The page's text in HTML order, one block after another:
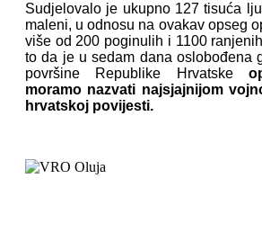
Sudjelovalo je ukupno 127 tisuća
maleni, u odnosu na ovakav opseg
više od 200 poginulih i 1100
to da je u sedam dana oslobođena
površine Republike Hrvatske
moramo nazvati najsjajnijom
hrvatskoj povijesti.